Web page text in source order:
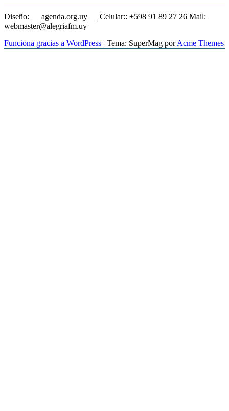
Diseño: __ agenda.org.uy __ Celular:: +598 91 89 27 26 Mail:
webmaster@alegriafm.uy
Funciona gracias a WordPress | Tema: SuperMag porAcme Themes